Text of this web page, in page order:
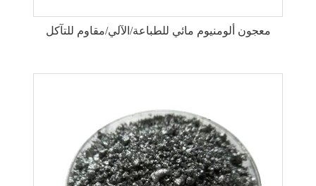
معجون ألومنيوم مائي للطباعة/الآلي/مقاوم للتآكل